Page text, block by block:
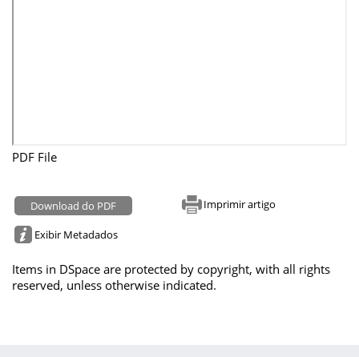
PDF File
Download do PDF Imprimir artigo
Exibir Metadados
Items in DSpace are protected by copyright, with all rights
reserved, unless otherwise indicated.